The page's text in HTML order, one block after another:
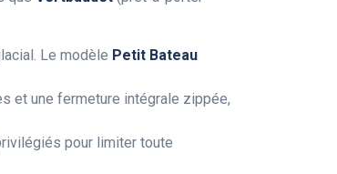
Le modèle Petit Bateau
et une fermeture intégrale zippée,
pour limiter toute